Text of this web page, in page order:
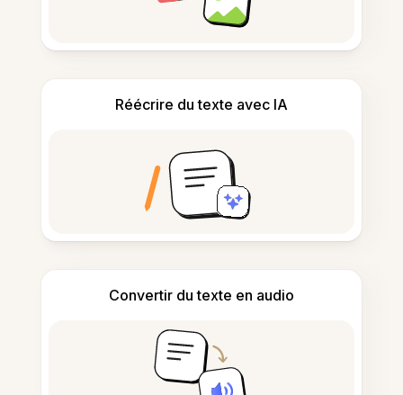
Réécrire du texte avec IA
Convertir du texte en audio